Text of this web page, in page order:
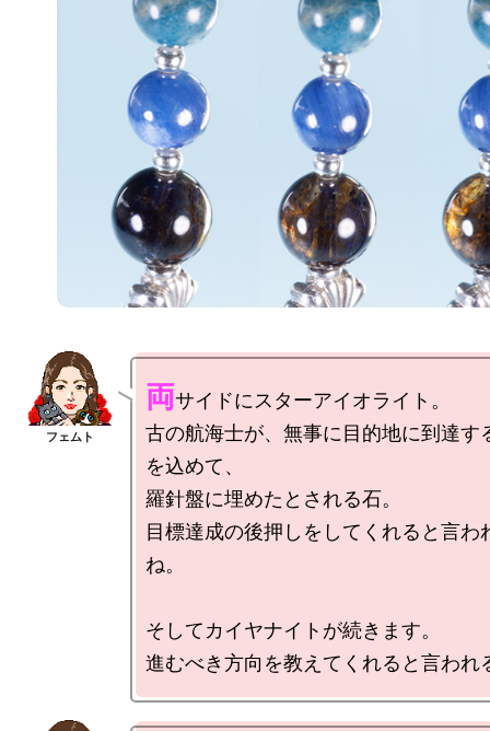
両サイドにスターアイオライト。
古の航海士が、無事に目的地に到達す
を込めて、
羅針盤に埋めたとされる石。
目標達成の後押しをしてくれると言わ
ね。
そしてカイヤナイトが続きます。